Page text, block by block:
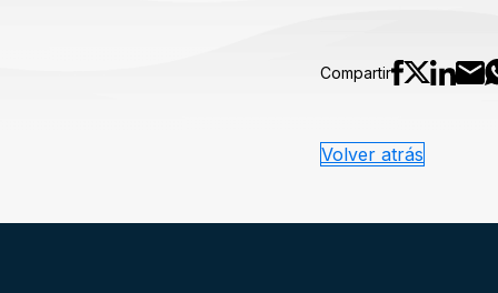
Compartir
Volver atrás